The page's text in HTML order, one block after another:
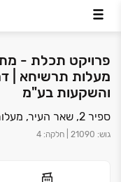
פרויקט תכלת -
מעלות תרשיחא |
והשקעות בע"מ
ספיר 2, שאר העיר, מעלות תרשיחא
גוש:
21090 חלקה:
4